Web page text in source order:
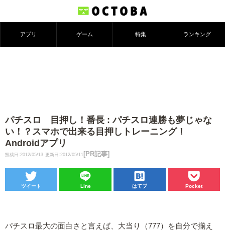
アプリ ゲーム 特集 ランキング
パチスロ 目押し！番長 : パチスロ連勝も夢じゃな
い！？スマホで出来る目押しトレーニング！
Androidアプリ
投稿日:2012/05/13 更新日:2012/05/11 [PR記事]
ツイート Line はてブ Pocket
パチスロ最大の面白さと言えば、大当り（777）を自分で揃え